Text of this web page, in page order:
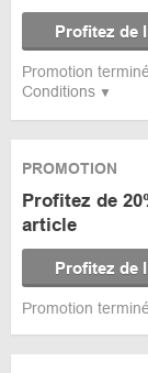
Conditions
Profitez de
Promotion
PROMOTION
Profitez de
article
Profitez de
Promotion